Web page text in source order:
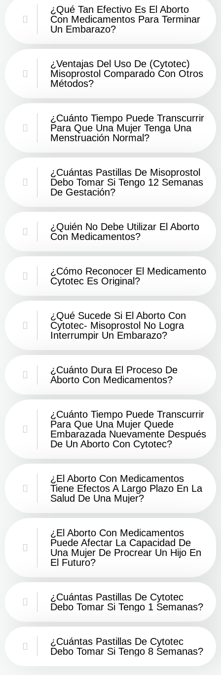
¿Qué Tan Efectivo Es El Aborto
Con Medicamentos Para Terminar
Un Embarazo?
¿Ventajas Del Uso De (Cytotec)
Misoprostol Comparado Con Otros
Métodos?
¿Cuánto Tiempo Puede Transcurrir
Para Que Una Mujer Tenga Una
Menstruación Normal?
¿Cuántas Pastillas De Misoprostol
Debo Tomar Si Tengo 12 Semanas
De Gestación?
¿Quién No Debe Utilizar El Aborto
Con Medicamentos?
¿Cómo Reconocer El Medicamento
Cytotec Es Original?
¿Qué Sucede Si El Aborto Con
Cytotec- Misoprostol No Logra
Interrumpir Un Embarazo?
¿Cuánto Dura El Proceso De
Aborto Con Medicamentos?
¿Cuánto Tiempo Puede Transcurrir
Para Que Una Mujer Quede
Embarazada Nuevamente Después
De Un Aborto Con Cytotec?
¿El Aborto Con Medicamentos
Tiene Efectos A Largo Plazo En La
Salud De Una Mujer?
¿El Aborto Con Medicamentos
Puede Afectar La Capacidad De
Una Mujer De Procrear Un Hijo En
El Futuro?
¿Cuántas Pastillas De Cytotec
Debo Tomar Si Tengo 1 Semanas?
¿Cuántas Pastillas De Cytotec
Debo Tomar Si Tengo 8 Semanas?